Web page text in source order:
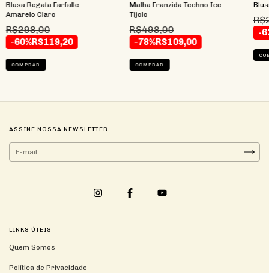
Blusa Regata Farfalle
Amarelo Claro
R$298,00
-60%R$119,20
COMPRAR
Malha Franzida Techno Ice
Tijolo
R$498,00
-78%R$109,00
COMPRAR
-
ASSINE NOSSA NEWSLETTER
LINKS ÚTEIS
Quem Somos
Política de Privacidade